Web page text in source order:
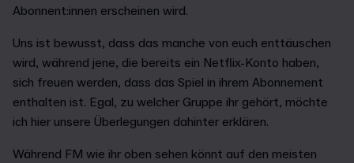
Abonnent:innen erscheinen wird.
Uns ist bewusst, dass das manche von euch enttäuschen
wird, während jene, die bereits ein Netflix-Konto haben,
sich freuen werden, dass das Spiel in ihrem Abonnement
enthalten ist. Egal, zu welcher Gruppe ihr gehört, möchte
ich hier unsere Überlegungen dahinter erklären.
Während FM wie ihr oben sehen könnt auf den meisten